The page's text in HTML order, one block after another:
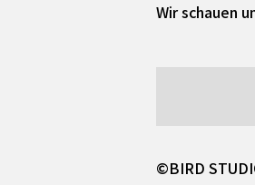
Wir schauen
©BIRD